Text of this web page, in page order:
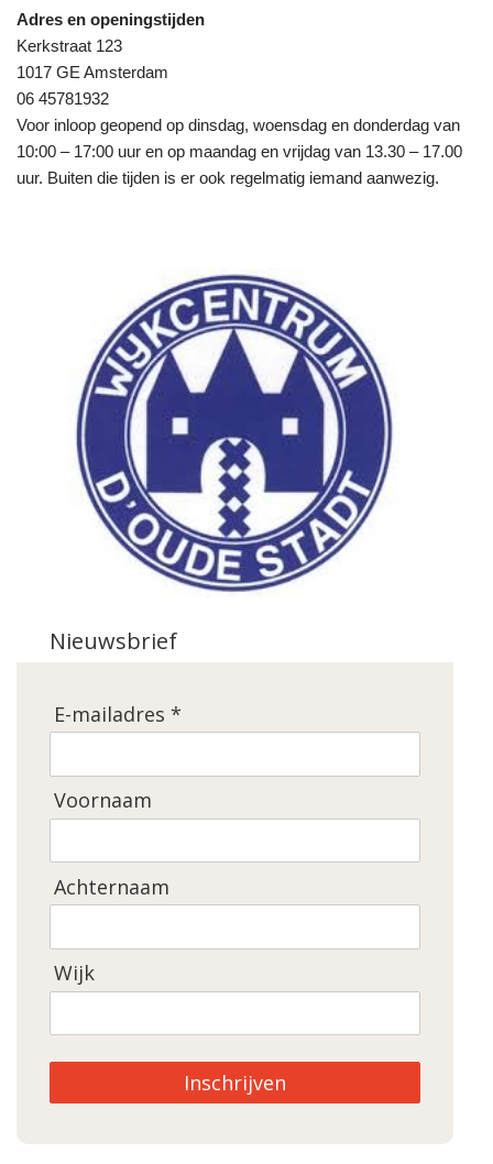
Adres en openingstijden
Kerkstraat 123
1017 GE Amsterdam
06 45781932
Voor inloop geopend op dinsdag, woensdag en donderdag van
10:00 – 17:00 uur en op maandag en vrijdag van 13.30 – 17.00
uur. Buiten die tijden is er ook regelmatig iemand aanwezig.
Nieuwsbrief
E-mailadres *
Voornaam
Achternaam
Wijk
Inschrijven